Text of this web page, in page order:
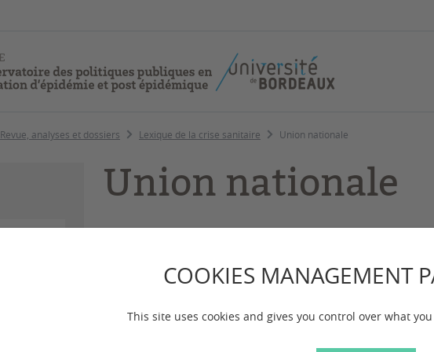
COOKIES MANAGEMENT
This site uses cookies and gives you control over what
Revue, analyses et dossiers Lexique de la crise sanitaire Union nationale
Union nationale